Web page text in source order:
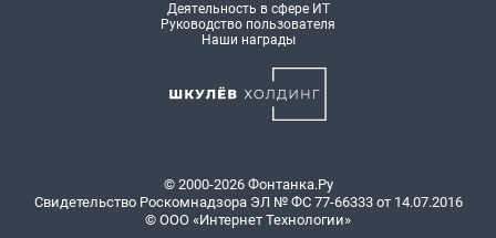
Деятельность в сфере ИТ
Руководство пользователя
Наши награды
© 2000-2026 Фонтанка.Ру
Свидетельство Роскомнадзора ЭЛ № ФС 77-66333 от 14.07.2016
© ООО «Интернет Технологии»